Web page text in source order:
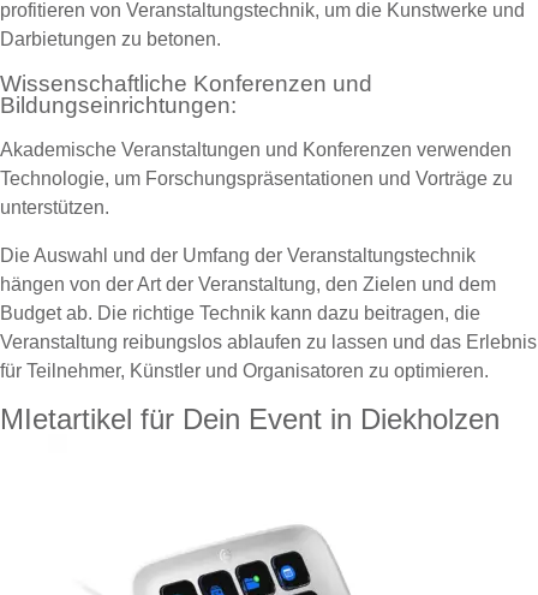
profitieren von Veranstaltungstechnik, um die Kunstwerke und
Darbietungen zu betonen.
Wissenschaftliche Konferenzen und
Bildungseinrichtungen:
Akademische Veranstaltungen und Konferenzen verwenden
Technologie, um Forschungspräsentationen und Vorträge zu
unterstützen.
Die Auswahl und der Umfang der Veranstaltungstechnik
hängen von der Art der Veranstaltung, den Zielen und dem
Budget ab. Die richtige Technik kann dazu beitragen, die
Veranstaltung reibungslos ablaufen zu lassen und das Erlebnis
für Teilnehmer, Künstler und Organisatoren zu optimieren.
MIetartikel für Dein Event in Diekholzen